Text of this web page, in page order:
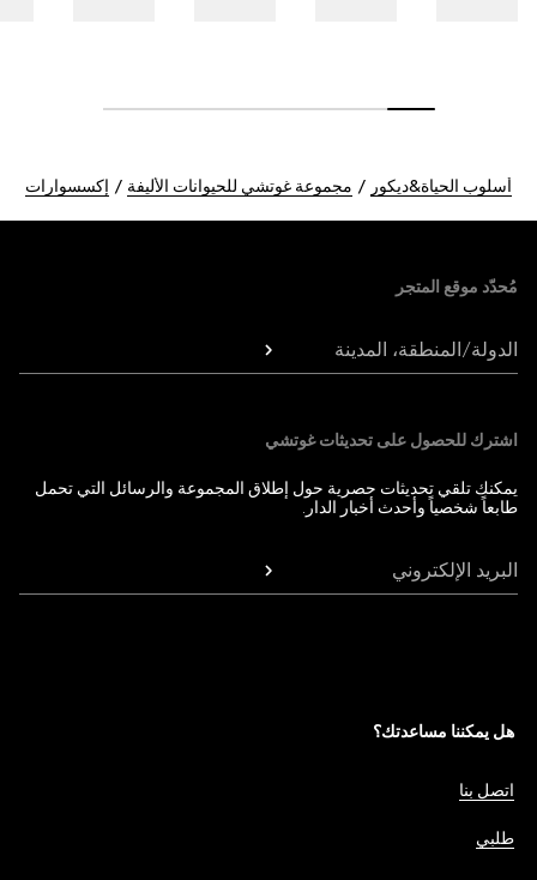
أسلوب الحياة&ديكور مجموعة غوتشي للحيوانات الأليفة إكسسوارات
مُحدّد موقع المتجر
الدولة/المنطقة، المدينة
اشترك للحصول على تحديثات غوتشي
يمكنك تلقي تحديثات حصرية حول إطلاق المجموعة والرسائل التي تحمل
طابعاً شخصياً وأحدث أخبار الدار.
البريد الإلكتروني
هل يمكننا مساعدتك؟
اتصل بنا
طلبي